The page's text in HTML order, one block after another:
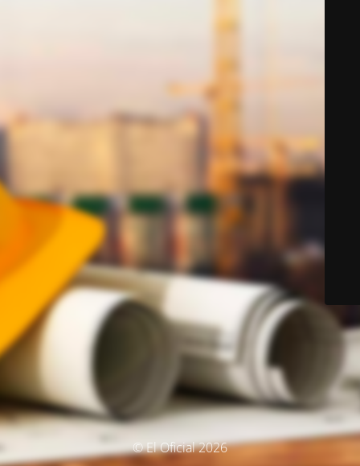
© El Oficial 2026